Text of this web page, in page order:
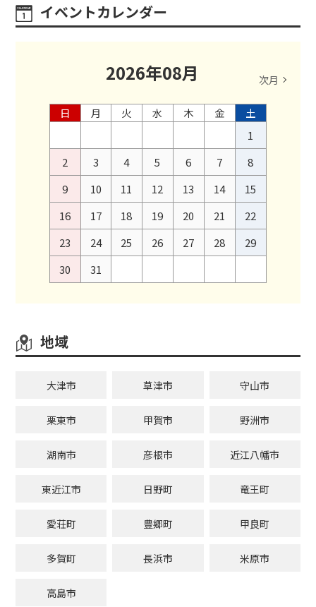
イベントカレンダー
2026年08月 次月
日 月 火 水 木 金
土
1
2
3 4 5 6 7
8
9
10 11 12 13 14
15
16
17 18 19 20 21
22
23
24 25 26 27 28
29
30
31
地域
大津市 草津市 守山市
栗東市 甲賀市 野洲市
湖南市 彦根市 近江八幡市
東近江市 日野町 竜王町
愛荘町 豊郷町 甲良町
多賀町 長浜市 米原市
高島市